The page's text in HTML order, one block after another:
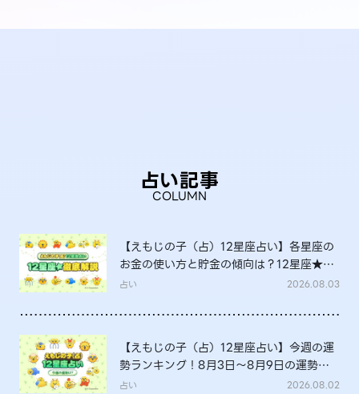
占い記事
COLUMN
【えもじの子（占）12星座占い】各星座の
お金の使い方と貯金の傾向は？12星座★徹
底解説
占い 2026.08.03
【えもじの子（占）12星座占い】今週の運
勢ランキング！8月3日～8月9日の運勢
は？
占い 2026.08.02